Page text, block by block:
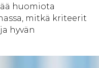
huomiota
mitkä kriteerit
hyvän